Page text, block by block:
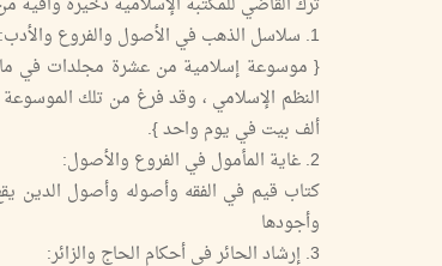
1. سلاسل الذهب في الأصول والفروع والأدب:
{ موسوعة إسلامية من عشرة مجلدات في
ألف بيت في يوم واحد }.
2. غاية المأمول في الفروع والأصول:
كتاب قيم في الفقه وأصوله وأصول الدين
وأجودها
3. إرشاد الحائر في أحكام الحاج والزائر: